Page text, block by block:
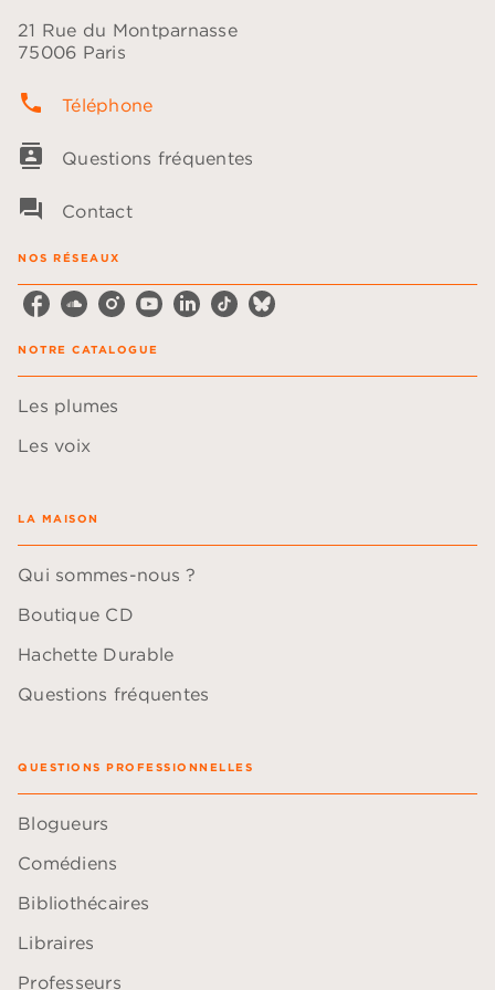
21 Rue du Montparnasse
75006 Paris
phone Téléphone
contacts Questions fréquentes
question_answer Contact
NOS RÉSEAUX
NOTRE CATALOGUE
Les plumes
Les voix
LA MAISON
Qui sommes-nous ?
Boutique CD
Hachette Durable
Questions fréquentes
QUESTIONS PROFESSIONNELLES
Blogueurs
Comédiens
Bibliothécaires
Libraires
Professeurs